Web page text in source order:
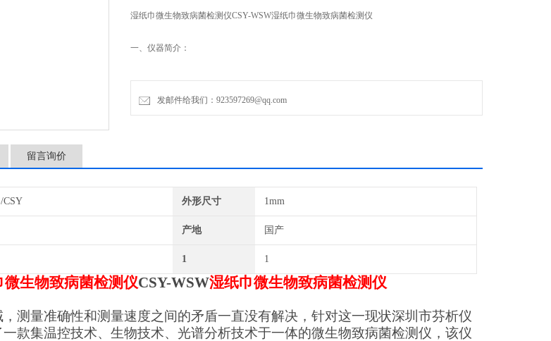
湿纸巾微生物致病菌检测仪CSY-WSW湿纸巾微生物致病菌检测仪
一、仪器简介：
致病菌微生物检测领域，测量准确性和测量速度之间的矛盾一直没有解决，针对这一现状深圳
市芬析仪器制造有限公司研制了一款集温控技术、生物技术、光谱分析技术于一体的微生物致
病菌检测仪，该仪器操作简单，无需增菌，缩短了检测时间，测试时间1小时，是一种新型的快
发邮件给我们：923597269@qq.com
留言询价
CSY 外形尺寸 1mm
产地 国产
1 1
微生物致病菌检测仪CSY-WSW湿纸巾微生物致病菌检测仪
测量准确性和测量速度之间的矛盾一直没有解决，针对这一现状深圳市芬析仪
款集温控技术、生物技术、光谱分析技术于一体的微生物致病菌检测仪，该仪